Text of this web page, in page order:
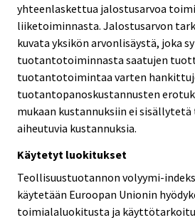
yhteenlaskettua jalostusarvoa
liiketoiminnasta. Jalostusarvon
kuvata yksikön arvonlisäystä, joka
tuotantotoiminnasta saatujen
tuotantotoimintaa varten
tuotantopanoskustannusten
mukaan kustannuksiin ei
aiheutuvia kustannuksia.
Käytetyt luokitukset
Teollisuustuotannon volyymi-
käytetään Euroopan Unionin
toimialaluokitusta ja